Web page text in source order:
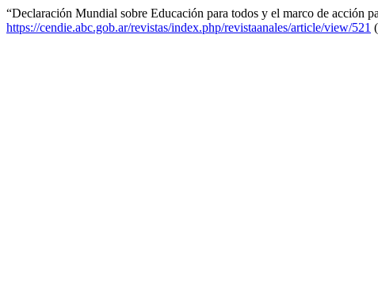
“Declaración Mundial sobre Educación para todos y el marco de acción
https://cendie.abc.gob.ar/revistas/index.php/revistaanales/article/view/521